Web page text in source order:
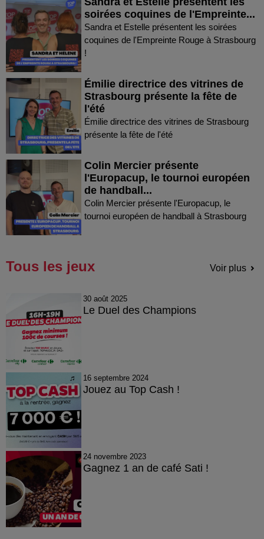
soirées coquines de l'Empreinte...
Sandra et Estelle présentent les soirées
coquines de l'Empreinte Rouge à Strasbourg
!
Émilie directrice des vitrines de
Strasbourg présente la fête de
l'été
Émilie directrice des vitrines de Strasbourg
présente la fête de l'été
Colin Mercier présente
l'Europacup, le tournoi européen
de handball...
Colin Mercier présente l'Europacup, le
tournoi européen de handball à Strasbourg
Tous les jeux Voir plus
30 août 2025
Le Duel des Champions
16 septembre 2024
Jouez au Top Cash !
24 novembre 2023
Gagnez 1 an de café Sati !